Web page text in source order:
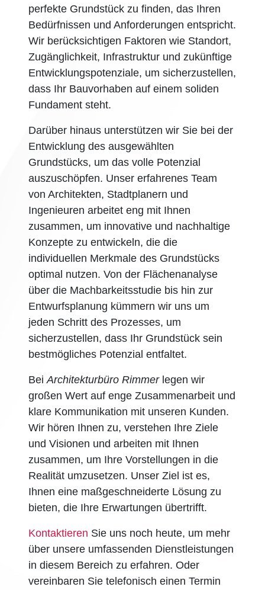
perfekte Grundstück zu finden, das Ihren
Bedürfnissen und Anforderungen entspricht.
Wir berücksichtigen Faktoren wie Standort,
Zugänglichkeit, Infrastruktur und zukünftige
Entwicklungspotenziale, um sicherzustellen,
dass Ihr Bauvorhaben auf einem soliden
Fundament steht.
Darüber hinaus unterstützen wir Sie bei der
Entwicklung des ausgewählten
Grundstücks, um das volle Potenzial
auszuschöpfen. Unser erfahrenes Team
von Architekten, Stadtplanern und
Ingenieuren arbeitet eng mit Ihnen
zusammen, um innovative und nachhaltige
Konzepte zu entwickeln, die die
individuellen Merkmale des Grundstücks
optimal nutzen. Von der Flächenanalyse
über die Machbarkeitsstudie bis hin zur
Entwurfsplanung kümmern wir uns um
jeden Schritt des Prozesses, um
sicherzustellen, dass Ihr Grundstück sein
bestmögliches Potenzial entfaltet.
BeiArchitekturbüro Rimmerlegen wir
großen Wert auf enge Zusammenarbeit und
klare Kommunikation mit unseren Kunden.
Wir hören Ihnen zu, verstehen Ihre Ziele
und Visionen und arbeiten mit Ihnen
zusammen, um Ihre Vorstellungen in die
Realität umzusetzen. Unser Ziel ist es,
Ihnen eine maßgeschneiderte Lösung zu
bieten, die Ihre Erwartungen übertrifft.
Kontaktieren Sie uns noch heute, um mehr
über unsere umfassenden Dienstleistungen
in diesem Bereich zu erfahren. Oder
vereinbaren Sie telefonisch einen Termin